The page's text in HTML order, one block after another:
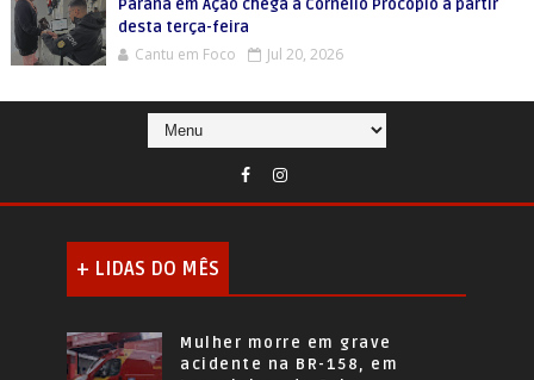
Paraná em Ação chega a Cornélio Procópio a partir
desta terça-feira
Cantu em Foco Jul 20, 2026
+ LIDAS DO MÊS
Mulher morre em grave
acidente na BR-158, em